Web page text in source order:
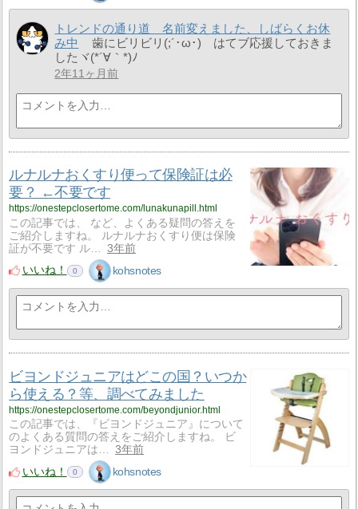
トレンドの通り道 名前変えました、しばらくお休
み中
歯にビリビリ(;´･ω･) はてブ応援しておきま
したヾ(*´∀｀*)ﾉ
2年11ヶ月前
ルナルナおくすり便って保険証は必
要？ ←不要です
https://onestepclosertome.com/lunakunapill.html
この記事では、 など、よくある疑問の答えを
ご紹介しますね。 ルナルナおくすり便は保険
証が不要です ル…
3年前
いいね！
0 kohsnotes
ビヨンドジュニアはどこの国？いつか
ら使える？等、調べてみました
https://onestepclosertome.com/beyondjunior.html
この記事では、『ビヨンドジュニア』について
のよくある質問の答えをご紹介しますね。 ビ
ヨンドジュニアは…
3年前
いいね！
0 kohsnotes